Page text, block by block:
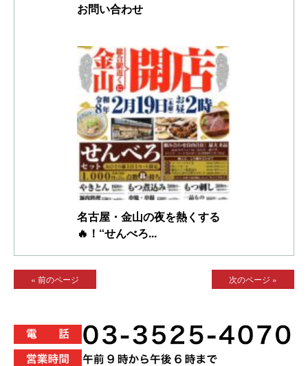
お問い合わせ
名古屋・金山の夜を熱くする
🔥！“せんべろ...
« 前のページ 次のページ »